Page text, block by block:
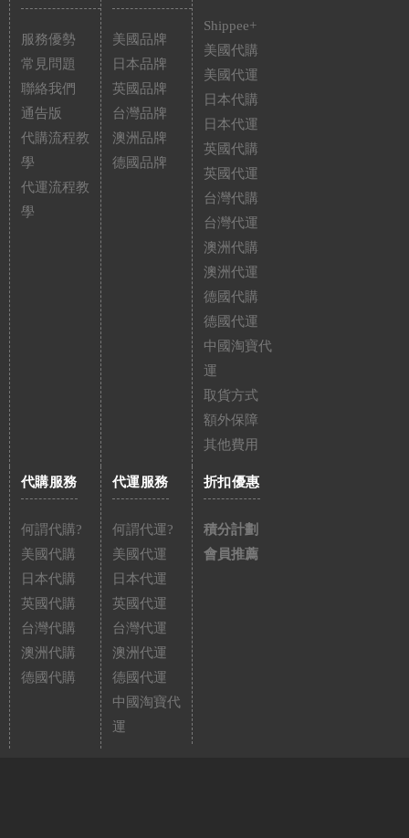
服務優勢
常見問題
聯絡我們
通告版
代購流程教
學
代運流程教
學
美國品牌
日本品牌
英國品牌
台灣品牌
澳洲品牌
德國品牌
Shippee+
美國代購
美國代運
日本代購
日本代運
英國代購
英國代運
台灣代購
台灣代運
澳洲代購
澳洲代運
德國代購
德國代運
中國淘寶代
運
取貨方式
額外保障
其他費用
代購服務
何謂代購?
美國代購
日本代購
英國代購
台灣代購
澳洲代購
德國代購
代運服務
何謂代運?
美國代運
日本代運
英國代運
台灣代運
澳洲代運
德國代運
中國淘寶代
運
折扣優惠
積分計劃
會員推薦